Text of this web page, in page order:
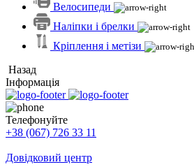
Велосипеди
Наліпки і брелки
Кріплення і метізи
Назад
Інформація
Телефонуйте
+38 (067) 726 33 11
Довідковий центр